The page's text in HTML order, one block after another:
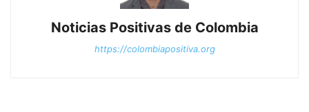
Noticias Positivas de Colombia
https://colombiapositiva.org